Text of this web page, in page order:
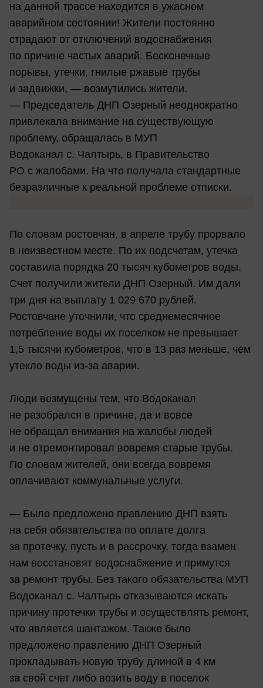
на данной трассе находится в ужасном
аварийном состоянии! Жители постоянно
страдают от отключений водоснабжения
по причине частых аварий. Бесконечные
порывы, утечки, гнилые ржавые трубы
и задвижки, — возмутились жители.
— Председатель ДНП Озерный неоднократно
привлекала внимание на существующую
проблему, обращалась в МУП
Водоканал с. Чалтырь, в Правительство
РО с жалобами. На что получала стандартные
безразличные к реальной проблеме отписки.
По словам ростовчан, в апреле трубу прорвало
в неизвестном месте. По их подсчетам, утечка
составила порядка 20 тысяч кубометров воды.
Счет получили жители ДНП Озерный. Им дали
три дня на выплату 1 029 670 рублей.
Ростовчане уточнили, что среднемесячное
потребление воды их поселком не превышает
1,5 тысячи кубометров, что в 13 раз меньше, чем
утекло воды из-за аварии.
Люди возмущены тем, что Водоканал
не разобрался в причине, да и вовсе
не обращал внимания на жалобы людей
и не отремонтировал вовремя старые трубы.
По словам жителей, они всегда вовремя
оплачивают коммунальные услуги.
— Было предложено правлению ДНП взять
на себя обязательства по оплате долга
за протечку, пусть и в рассрочку, тогда взамен
нам восстановят водоснабжение и примутся
за ремонт трубы. Без такого обязательства МУП
Водоканал с. Чалтырь отказываются искать
причину протечки трубы и осуществлять ремонт,
что является шантажом. Также было
предложено правлению ДНП Озерный
прокладывать новую трубу длиной в 4 км
за свой счет либо возить воду в поселок